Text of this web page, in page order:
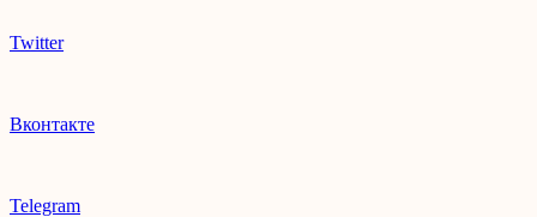
Twitter
Вконтакте
Telegram